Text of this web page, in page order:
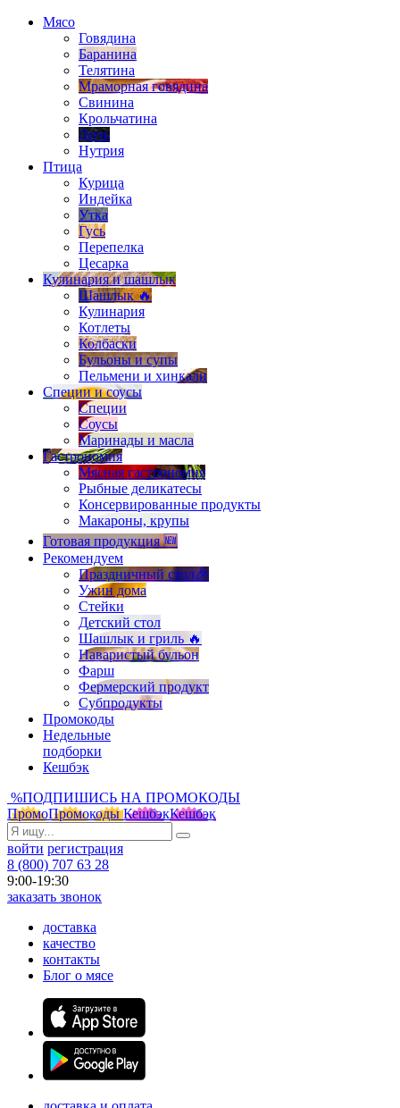
Мясо
Говядина
Баранина
Телятина
Мраморная говядина
Свинина
Крольчатина
Дичь
Нутрия
Птица
Курица
Индейка
Утка
Гусь
Перепелка
Цесарка
Кулинария и шашлык
Шашлык 🔥
Кулинария
Котлеты
Колбаски
Бульоны и супы
Пельмени и хинкали
Специи и соусы
Специи
Соусы
Маринады и масла
Гастрономия
Мясная гастрономия
Рыбные деликатесы
Консервированные продукты
Макароны, крупы
Готовая продукция 🆕
Рекомендуем
Праздничный стол🎉
Ужин дома
Стейки
Детский стол
Шашлык и гриль 🔥
Наваристый бульон
Фарш
Фермерский продукт
Субпродукты
Промокоды
Недельные
подборки
Кешбэк
%ПОДПИШИСЬ НА ПРОМОКОДЫ
ПромоПромокоды КешбэкКешбэк
войти регистрация
8 (800) 707 63 28
9:00-19:30
заказать звонок
доставка
качество
контакты
Блог о мясе